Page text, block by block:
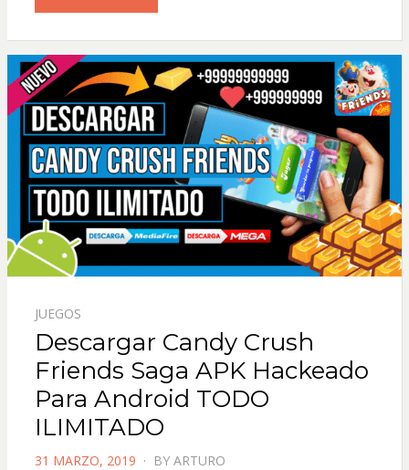
JUEGOS
Descargar Candy Crush
Friends Saga APK Hackeado
Para Android TODO
ILIMITADO
POSTED
31 MARZO, 2019 BY ARTURO